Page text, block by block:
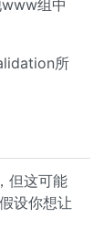
组中
所
但这可能
设你想让